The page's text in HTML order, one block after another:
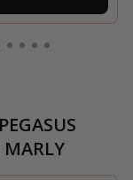
PEGASUS
MARLY